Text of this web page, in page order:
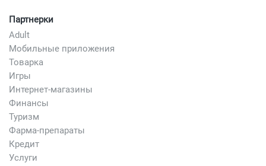
Партнерки
Adult
Мобильные приложения
Товарка
Игры
Интернет-магазины
Финансы
Туризм
Фарма-препараты
Кредит
Услуги